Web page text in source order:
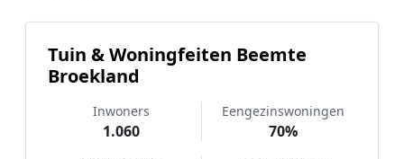
Tuin & Woningfeiten Beemte
Broekland
Inwoners
1.060
Eengezinswoningen
70%